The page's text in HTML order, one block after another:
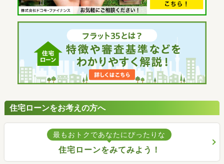
住宅ローンをお考えの方へ
最もおトクであなたにぴったりな
住宅ローンをみてみよう！